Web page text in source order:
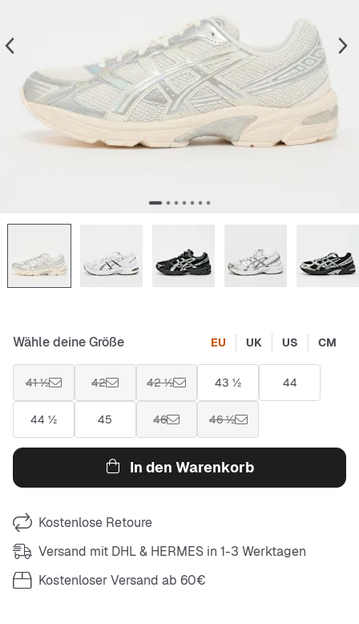
Wähle deine Größe EU UK US CM
41 ½ 42 42 ½ 43 ½ 44
44 ½ 45 46 46 ½
In den Warenkorb
Kostenlose Retoure
Versand mit DHL & HERMES in 1-3 Werktagen
Kostenloser Versand ab 60€